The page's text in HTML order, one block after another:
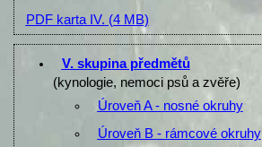
PDF karta IV. (4 MB)
V. skupina předmětů
(kynologie, nemoci psů a zvěře)
Úroveň A - nosné okruhy
Úroveň B - rámcové okruhy